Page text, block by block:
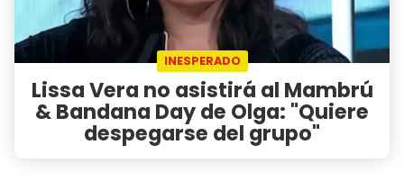
INESPERADO
Lissa Vera no asistirá al Mambrú
& Bandana Day de Olga: "Quiere
despegarse del grupo"